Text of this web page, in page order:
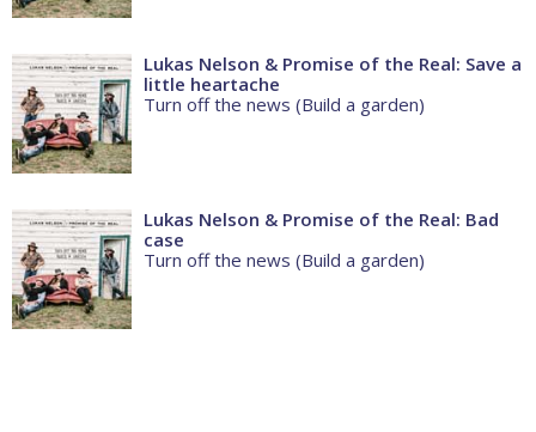
Lukas Nelson & Promise of the Real: Save a
little heartache
Turn off the news (Build a garden)
Lukas Nelson & Promise of the Real: Bad
case
Turn off the news (Build a garden)